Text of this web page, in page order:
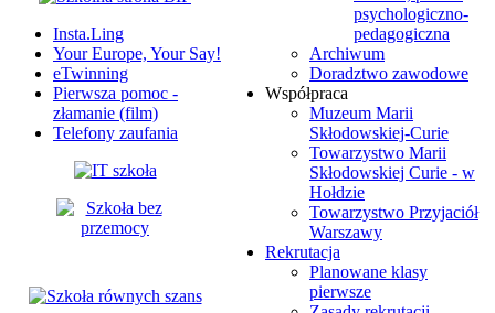
psychologiczno-
pedagogiczna
Archiwum
Doradztwo zawodowe
Współpraca
Muzeum Marii
Skłodowskiej-Curie
Towarzystwo Marii
Skłodowskiej Curie - w
Hołdzie
Towarzystwo Przyjaciół
Warszawy
Rekrutacja
Planowane klasy
pierwsze
Insta.Ling
Your Europe, Your Say!
eTwinning
Pierwsza pomoc -
złamanie (film)
Telefony zaufania